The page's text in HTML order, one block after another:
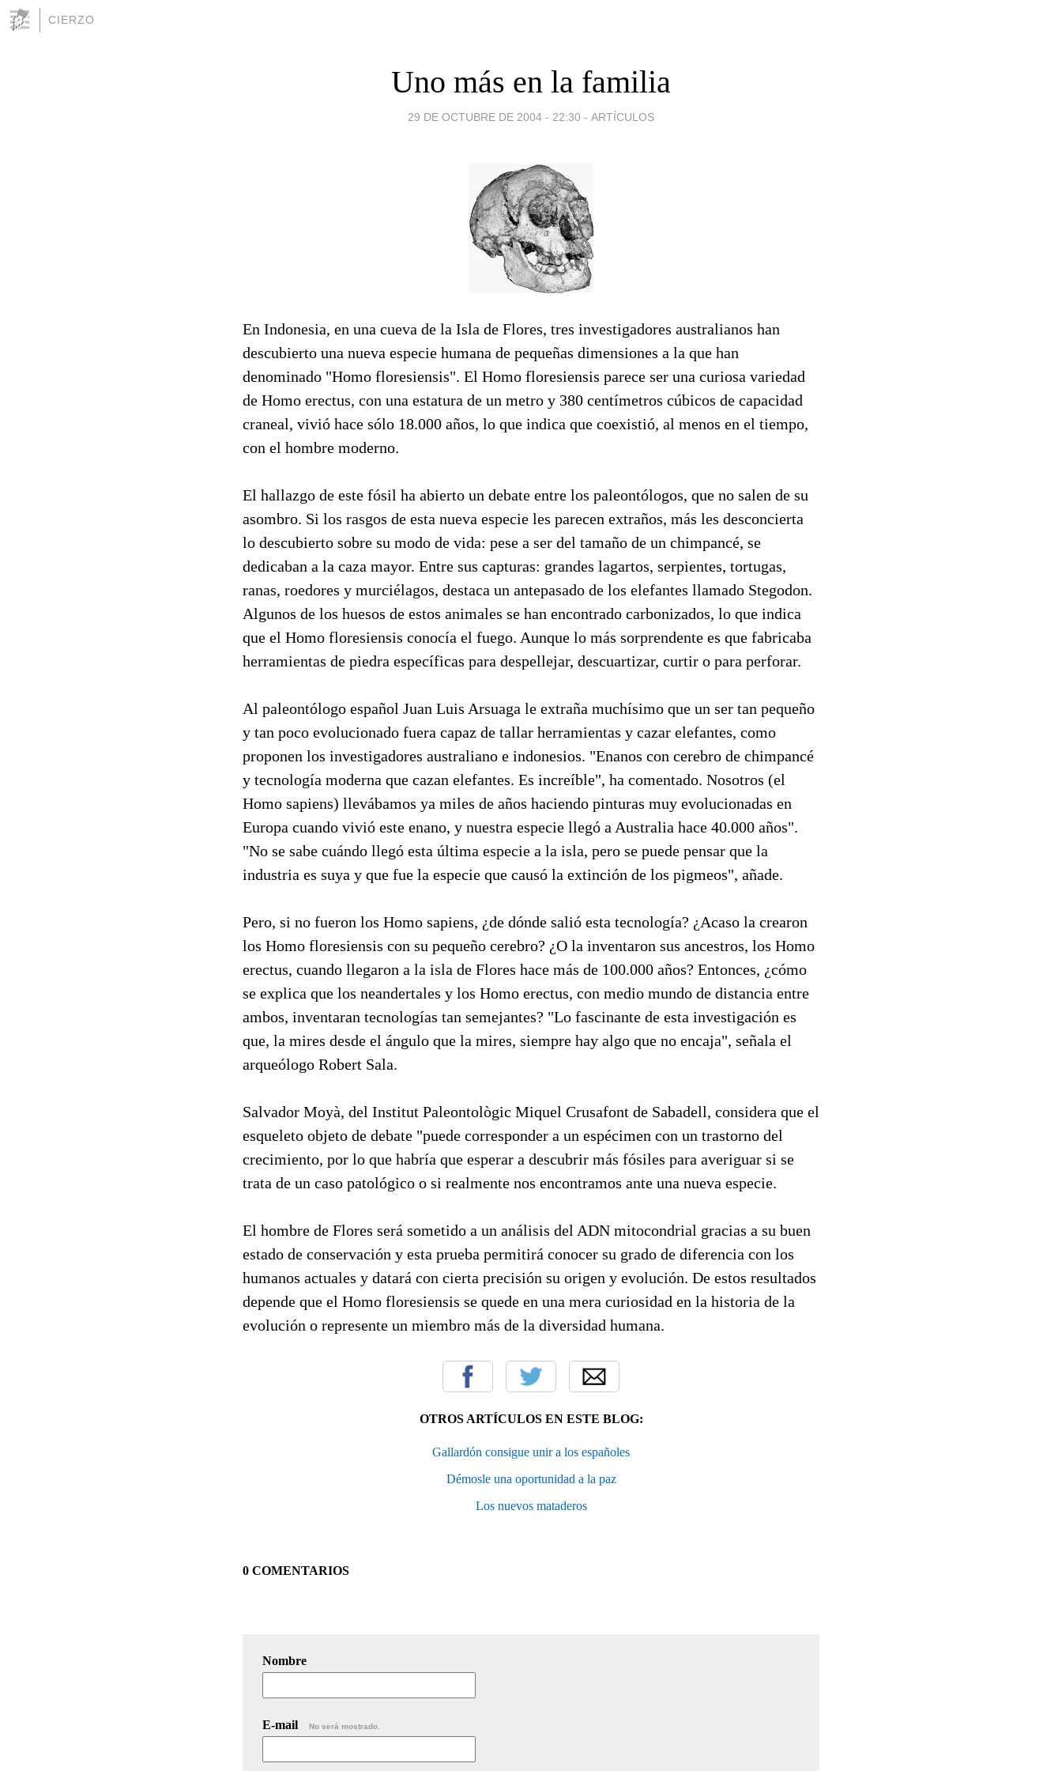
CIERZO
Uno más en la familia
29 DE OCTUBRE DE 2004 - 22:30 - ARTÍCULOS
En Indonesia, en una cueva de la Isla de Flores, tres investigadores australianos han
descubierto una nueva especie humana de pequeñas dimensiones a la que han
denominado "Homo floresiensis". El Homo floresiensis parece ser una curiosa variedad
de Homo erectus, con una estatura de un metro y 380 centímetros cúbicos de capacidad
craneal, vivió hace sólo 18.000 años, lo que indica que coexistió, al menos en el tiempo,
con el hombre moderno.
El hallazgo de este fósil ha abierto un debate entre los paleontólogos, que no salen de su
asombro. Si los rasgos de esta nueva especie les parecen extraños, más les desconcierta
lo descubierto sobre su modo de vida: pese a ser del tamaño de un chimpancé, se
dedicaban a la caza mayor. Entre sus capturas: grandes lagartos, serpientes, tortugas,
ranas, roedores y murciélagos, destaca un antepasado de los elefantes llamado Stegodon.
Algunos de los huesos de estos animales se han encontrado carbonizados, lo que indica
que el Homo floresiensis conocía el fuego. Aunque lo más sorprendente es que fabricaba
herramientas de piedra específicas para despellejar, descuartizar, curtir o para perforar.
Al paleontólogo español Juan Luis Arsuaga le extraña muchísimo que un ser tan pequeño
y tan poco evolucionado fuera capaz de tallar herramientas y cazar elefantes, como
proponen los investigadores australiano e indonesios. "Enanos con cerebro de chimpancé
y tecnología moderna que cazan elefantes. Es increíble", ha comentado. Nosotros (el
Homo sapiens) llevábamos ya miles de años haciendo pinturas muy evolucionadas en
Europa cuando vivió este enano, y nuestra especie llegó a Australia hace 40.000 años".
"No se sabe cuándo llegó esta última especie a la isla, pero se puede pensar que la
industria es suya y que fue la especie que causó la extinción de los pigmeos", añade.
Pero, si no fueron los Homo sapiens, ¿de dónde salió esta tecnología? ¿Acaso la crearon
los Homo floresiensis con su pequeño cerebro? ¿O la inventaron sus ancestros, los Homo
erectus, cuando llegaron a la isla de Flores hace más de 100.000 años? Entonces, ¿cómo
se explica que los neandertales y los Homo erectus, con medio mundo de distancia entre
ambos, inventaran tecnologías tan semejantes? "Lo fascinante de esta investigación es
que, la mires desde el ángulo que la mires, siempre hay algo que no encaja", señala el
arqueólogo Robert Sala.
Salvador Moyà, del Institut Paleontològic Miquel Crusafont de Sabadell, considera que el
esqueleto objeto de debate "puede corresponder a un espécimen con un trastorno del
crecimiento, por lo que habría que esperar a descubrir más fósiles para averiguar si se
trata de un caso patológico o si realmente nos encontramos ante una nueva especie.
El hombre de Flores será sometido a un análisis del ADN mitocondrial gracias a su buen
estado de conservación y esta prueba permitirá conocer su grado de diferencia con los
humanos actuales y datará con cierta precisión su origen y evolución. De estos resultados
depende que el Homo floresiensis se quede en una mera curiosidad en la historia de la
evolución o represente un miembro más de la diversidad humana.
OTROS ARTÍCULOS EN ESTE BLOG:
Gallardón consigue unir a los españoles
Démosle una oportunidad a la paz
Los nuevos mataderos
0 COMENTARIOS
Nombre
E-mail No será mostrado.